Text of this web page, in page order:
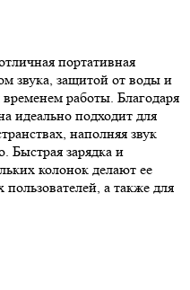
портативная
звука, защитой от воды и
работы. Благодаря
идеально подходит для
наполняя звук
Быстрая зарядка и
колонок делают ее
а также для